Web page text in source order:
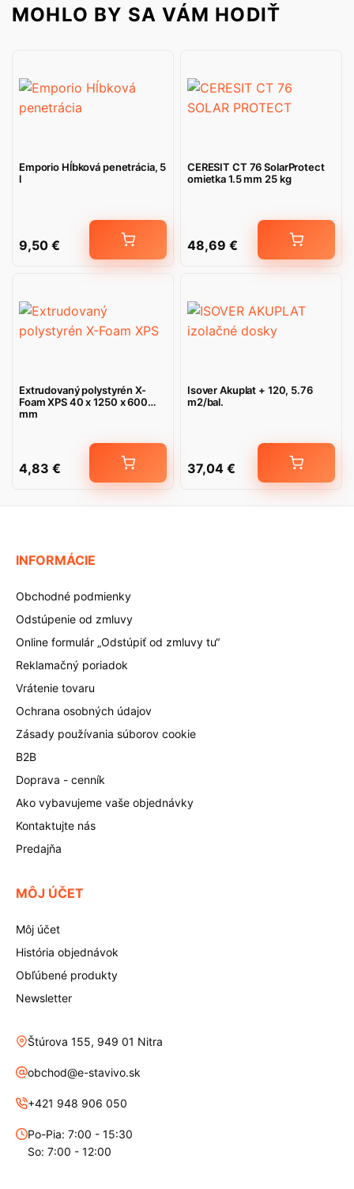
MOHLO BY SA VÁM HODIŤ
Emporio Hĺbková penetrácia, 5
l
9,50 €
CERESIT CT 76 SolarProtect
omietka 1.5 mm 25 kg
48,69 €
Extrudovaný polystyrén X-
Foam XPS 40 x 1250 x 600
mm
4,83 €
Isover Akuplat + 120, 5.76
m2/bal.
37,04 €
INFORMÁCIE
Obchodné podmienky
Odstúpenie od zmluvy
Online formulár „Odstúpiť od zmluvy tu“
Reklamačný poriadok
Vrátenie tovaru
Ochrana osobných údajov
Zásady používania súborov cookie
B2B
Doprava - cenník
Ako vybavujeme vaše objednávky
Kontaktujte nás
Predajňa
MÔJ ÚČET
Môj účet
História objednávok
Obľúbené produkty
Newsletter
Štúrova 155, 949 01 Nitra
obchod@e-stavivo.sk
+421 948 906 050
Po-Pia: 7:00 - 15:30
So: 7:00 - 12:00